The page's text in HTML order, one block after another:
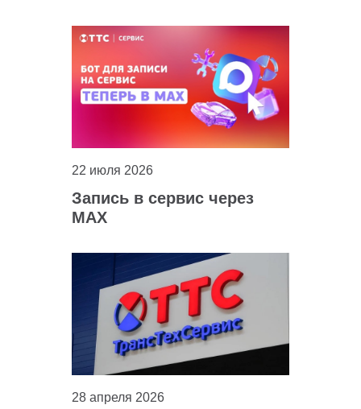
22 июля 2026
Запись в сервис через
MAX
28 апреля 2026